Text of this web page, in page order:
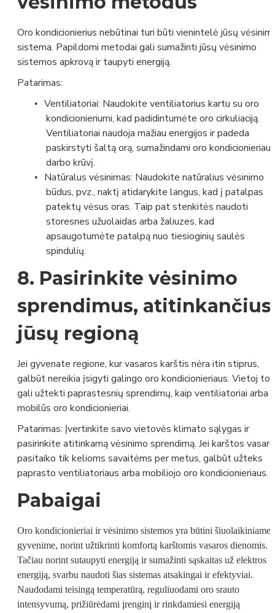
Oro kondicionierius nebūtinai turi būti vienintelė jūsų
sistema. Papildomi metodai gali sumažinti jūsų vėsinimo
sistemos apkrovą ir taupyti energiją.
Patarimas:
• Ventiliatoriai: Naudokite ventiliatorius kartu su oro
kondicionieriumi, kad padidintumėte oro cirkuliaciją.
Ventiliatoriai naudoja mažiau energijos ir padeda
paskirstyti šaltą orą, sumažindami oro
darbo krūvį.
• Natūralus vėsinimas: Naudokite natūralius vėsinimo
būdus, pvz., naktį atidarykite langus, kad į patalpas
patektų vėsus oras. Taip pat stenkitės naudoti
storesnes užuolaidas arba žaliuzes, kad
apsaugotumėte patalpą nuo tiesioginių saulės
spindulių.
8. Pasirinkite vėsinimo
sprendimus, atitinkančius
jūsų regioną
Jei gyvenate regione, kur vasaros karštis nėra itin stiprus,
galbūt nereikia įsigyti galingo oro kondicionieriaus. Vietoj to,
gali užtekti paprastesnių sprendimų, kaip ventiliatoriai arba
mobilūs oro kondicionieriai.
Patarimas: Įvertinkite savo vietovės klimato sąlygas ir
pasirinkite atitinkamą vėsinimo sprendimą. Jei karštos
pasitaiko tik kelioms savaitėms per metus, galbūt užteks
paprasto ventiliatoriaus arba mobiliojo oro kondicionieriaus.
Pabaigai
Oro kondicionieriai ir vėsinimo sistemos yra būtini šiuolaikiniame
gyvenime, norint užtikrinti komfortą karštomis vasaros dienomis.
Tačiau norint sutaupyti energiją ir sumažinti sąskaitas už elektros
energiją, svarbu naudoti šias sistemas atsakingai ir efektyviai.
Naudodami teisingą temperatūrą, reguliuodami oro srauto
intensyvumą, prižiūrėdami įrenginį ir rinkdamiesi energiją